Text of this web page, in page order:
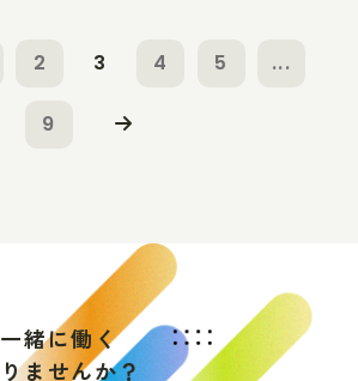
2 3 4 5 ...
9
一緒に働 く
りま せんか？